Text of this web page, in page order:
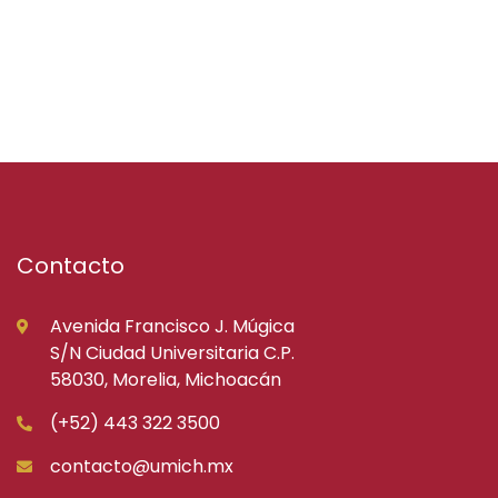
Contacto
Avenida Francisco J. Múgica
S/N Ciudad Universitaria C.P.
58030, Morelia, Michoacán
(+52) 443 322 3500
contacto@umich.mx